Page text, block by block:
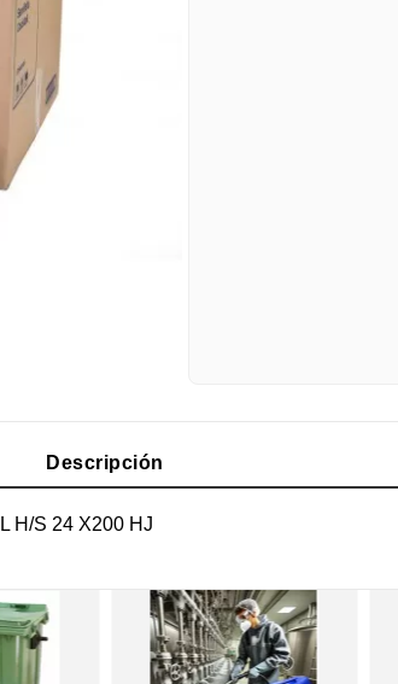
Descripción
H/S 24 X200 HJ